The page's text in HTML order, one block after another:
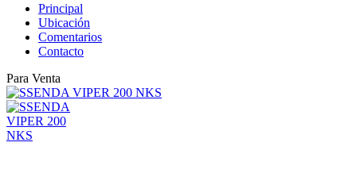
Principal
Ubicación
Comentarios
Contacto
Para Venta